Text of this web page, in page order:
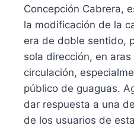
Concepción Cabrera,
la modificación de la
era de doble sentido,
sola dirección, en
circulación,
público de guaguas.
dar respuesta a una
de los usuarios de